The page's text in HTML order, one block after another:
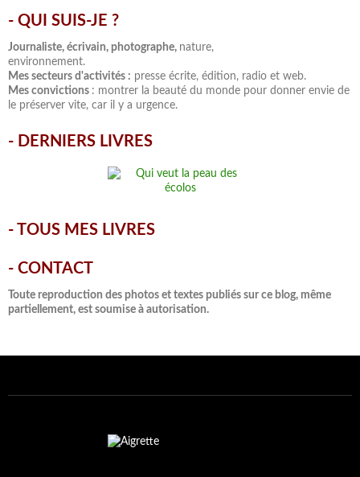
- QUI SUIS-JE ?
Journaliste, écrivain, photographe, nature,
environnement.
Mes secteurs d'activités : presse écrite, édition, radio et web.
Mes convictions : montrer la beauté du monde pour donner envie de
le préserver vite, car il y a urgence.
- DERNIERS LIVRES
- TOUS MES LIVRES
- CONTACT
Toute reproduction des photos et textes publiés sur ce blog, même
partiellement, est soumise à autorisation.